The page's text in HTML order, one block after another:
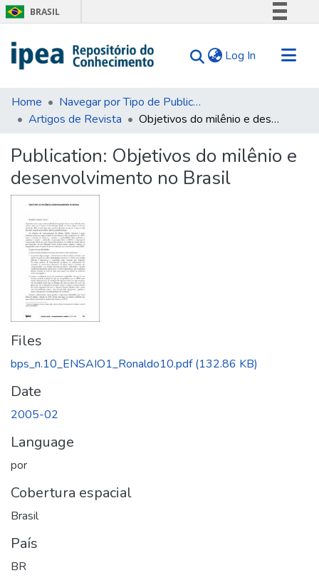
BRASIL
Comunica BR
Acesso à informação
Legislação
Log In (current)
Communities & Collections
Search for
Statistics
Tips
Home
Navegar por Tipo de Publicação
Artigos de Revista
Objetivos do milênio e desenvolvimento no Brasil
Publication: Objetivos do milênio e
desenvolvimento no Brasil
Files
bps_n.10_ENSAIO1_Ronaldo10.pdf(132.86 KB)
Date
2005-02
Language
por
Cobertura espacial
Brasil
País
BR